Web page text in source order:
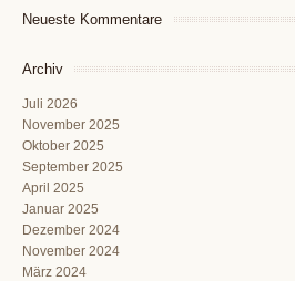
Neueste Kommentare
Archiv
Juli 2026
November 2025
Oktober 2025
September 2025
April 2025
Januar 2025
Dezember 2024
November 2024
März 2024